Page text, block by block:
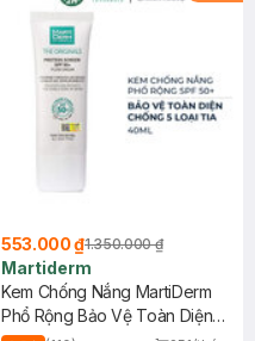
553.000 ₫1.350.000 ₫
Martiderm
Kem Chống Nắng MartiDerm
Phổ Rộng Bảo Vệ Toàn Diện